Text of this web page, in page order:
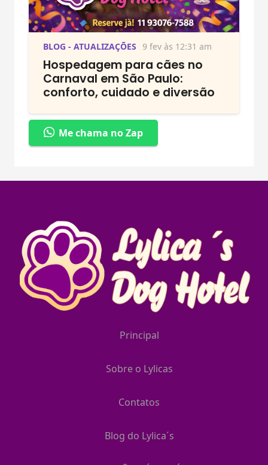
BLOG - ATUALIZAÇÕES 9 fev às 12:31 am
Hospedagem para cães no
Carnaval em São Paulo:
conforto, cuidado e diversão
Me chama no Zap
Principal
Sobre o Lylicas
Contatos
Blog do Lylica´s